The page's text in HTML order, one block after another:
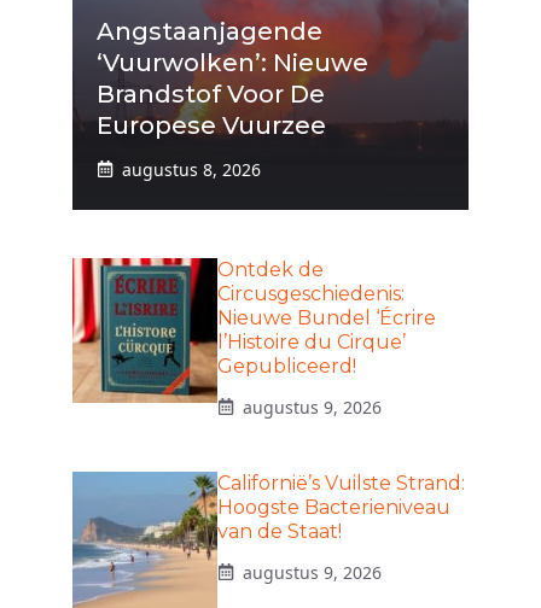
Angstaanjagende
‘vuurwolken’: Nieuwe
Brandstof Voor De
Europese Vuurzee
augustus 8, 2026
Ontdek de
Circusgeschiedenis:
Nieuwe Bundel ‘Écrire
l’Histoire du Cirque’
Gepubliceerd!
augustus 9, 2026
Californië’s Vuilste Strand:
Hoogste Bacterieniveau
van de Staat!
augustus 9, 2026